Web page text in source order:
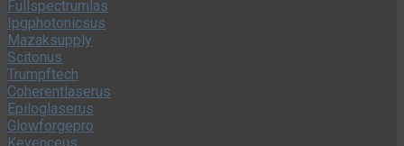
Fullspectrumlas
Ipgphotonicsus
Mazaksupply
Scitonus
Trumpftech
Coherentlaserus
Epiloglaserus
Glowforgepro